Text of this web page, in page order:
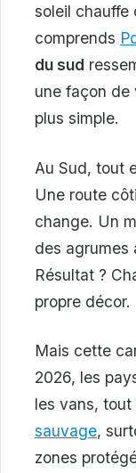
soleil chauffe
comprends
du sud
une façon de
plus simple.
Au Sud, tout
Une route
change. Un
des agrumes
Résultat ?
propre décor.
Mais cette
2026, les
les vans,
sauvage,
zones